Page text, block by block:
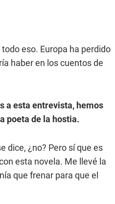
eso. Europa ha perdido
haber en los cuentos de
a esta entrevista, hemos
poeta de la hostia.
dice, ¿no? Pero sí que es
esta novela. Me llevé la
que frenar para que el